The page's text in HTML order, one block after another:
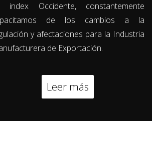
index Occidente, constantemente
de los cambios a la
y afectaciones para la Industria
de Exportación.
Leer más